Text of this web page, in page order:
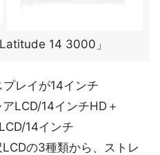
14 3000」
レイが14インチ
LCD/14インチHD＋
14インチ
の3種類から、ストレ